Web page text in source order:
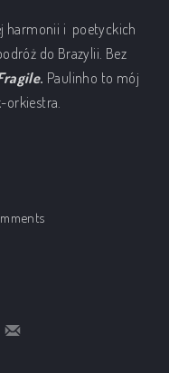
harmonii i poetyckich
do Brazylii. Bez
. Paulinho to mój
orkiestra.
on Personal Selection